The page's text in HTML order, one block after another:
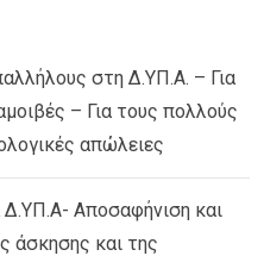
στη Δ.ΥΠ.Α. – Για
– Για τους πολλούς
απώλειες
Δ.ΥΠ.Α- Αποσαφήνιση και
άσκησης και της